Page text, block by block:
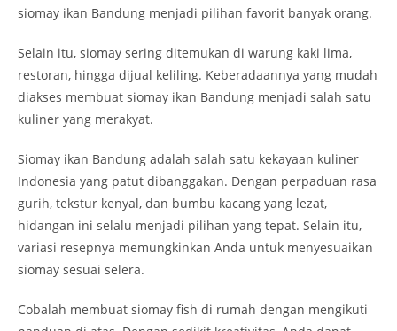
siomay ikan Bandung menjadi pilihan favorit banyak orang.
Selain itu, siomay sering ditemukan di warung kaki lima,
restoran, hingga dijual keliling. Keberadaannya yang mudah
diakses membuat siomay ikan Bandung menjadi salah satu
kuliner yang merakyat.
Siomay ikan Bandung adalah salah satu kekayaan kuliner
Indonesia yang patut dibanggakan. Dengan perpaduan rasa
gurih, tekstur kenyal, dan bumbu kacang yang lezat,
hidangan ini selalu menjadi pilihan yang tepat. Selain itu,
variasi resepnya memungkinkan Anda untuk menyesuaikan
siomay sesuai selera.
Cobalah membuat siomay fish di rumah dengan mengikuti